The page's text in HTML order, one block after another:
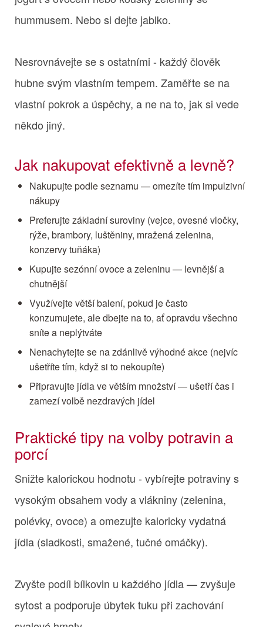
hummusem. Nebo si dejte jablko.
Nesrovnávejte se s ostatními - každý člověk
hubne svým vlastním tempem. Zaměřte se na
vlastní pokrok a úspěchy, a ne na to, jak si vede
někdo jiný.
Jak nakupovat efektivně a levně?
Nakupujte podle seznamu — omezíte tím impulzivní
nákupy
Preferujte základní suroviny (vejce, ovesné vločky,
rýže, brambory, luštěniny, mražená zelenina,
konzervy tuňáka)
Kupujte sezónní ovoce a zeleninu — levnější a
chutnější
Využívejte větší balení, pokud je často
konzumujete, ale dbejte na to, ať opravdu všechno
sníte a neplýtváte
Nenachytejte se na zdánlivě výhodné akce (nejvíc
ušetříte tím, když si to nekoupíte)
Připravujte jídla ve větším množství — ušetří čas i
zamezí volbě nezdravých jídel
Praktické tipy na volby potravin a
porcí
Snižte kalorickou hodnotu - vybírejte potraviny s
vysokým obsahem vody a vlákniny (zelenina,
polévky, ovoce) a omezujte kaloricky vydatná
jídla (sladkosti, smažené, tučné omáčky).
Zvyšte podíl bílkovin u každého jídla — zvyšuje
sytost a podporuje úbytek tuku při zachování